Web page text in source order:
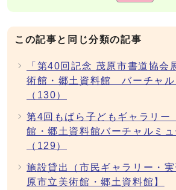
この記事と同じ分類の記事
「第40回記念 茂原市書道協会
術館・郷土資料館 バーチャル
（130）
第4回もばら子どもギャラリ
館・郷土資料館バーチャルミュ
（129）
施設貸出（市民ギャラリー・
原市立美術館・郷土資料館】